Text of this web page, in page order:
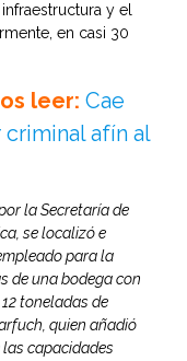
y el
en casi 30
leer: Cae
criminal afín al
la Secretaría de
se localizó e
para la
de una bodega con
toneladas de
quien añadió
capacidades